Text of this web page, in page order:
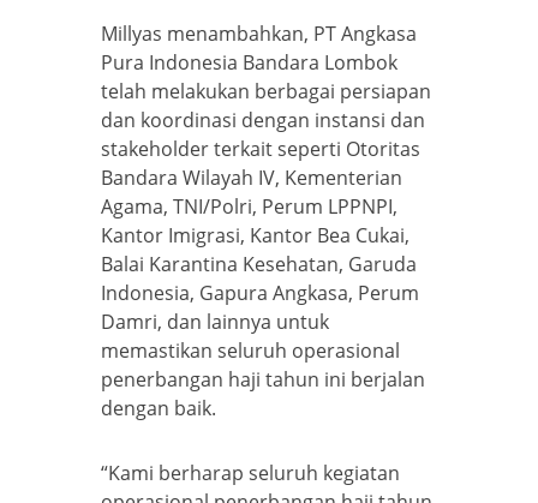
Millyas menambahkan, PT Angkasa
Pura Indonesia Bandara Lombok
telah melakukan berbagai persiapan
dan koordinasi dengan instansi dan
stakeholder terkait seperti Otoritas
Bandara Wilayah IV, Kementerian
Agama, TNI/Polri, Perum LPPNPI,
Kantor Imigrasi, Kantor Bea Cukai,
Balai Karantina Kesehatan, Garuda
Indonesia, Gapura Angkasa, Perum
Damri, dan lainnya untuk
memastikan seluruh operasional
penerbangan haji tahun ini berjalan
dengan baik.
“Kami berharap seluruh kegiatan